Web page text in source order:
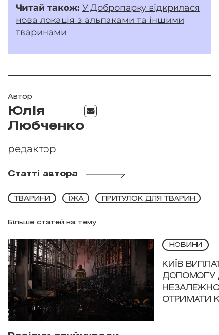
Читай також: У Добропарку відкрилася
нова локація з альпаками та іншими
тваринами
Автор
Юлія
Любченко
редактор
Статті автора
Більше статей на тему
ТВАРИНИ ЇЖА ПРИТУЛОК ДЛЯ ТВАРИН
НОВИНИ
КИЇВ
ДОПОМОГУ
ОТРИМАТИ